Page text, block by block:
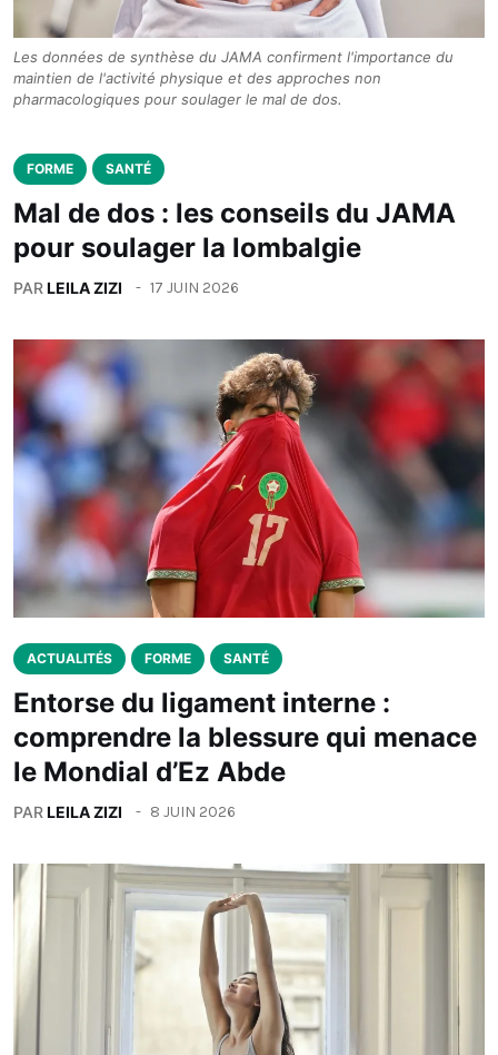
Les données de synthèse du JAMA confirment l'importance du
maintien de l'activité physique et des approches non
pharmacologiques pour soulager le mal de dos.
FORME SANTÉ
Mal de dos : les conseils du JAMA
pour soulager la lombalgie
PARLEILA ZIZI 17 JUIN 2026
ACTUALITÉS FORME SANTÉ
Entorse du ligament interne :
comprendre la blessure qui menace
le Mondial d’Ez Abde
PARLEILA ZIZI 8 JUIN 2026